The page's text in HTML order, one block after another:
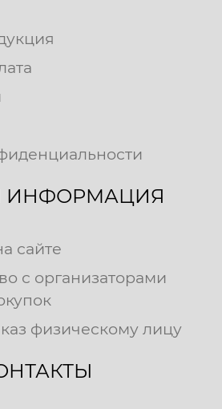
ИНФОРМАЦИЯ
сайте
с организаторами
физическому лицу